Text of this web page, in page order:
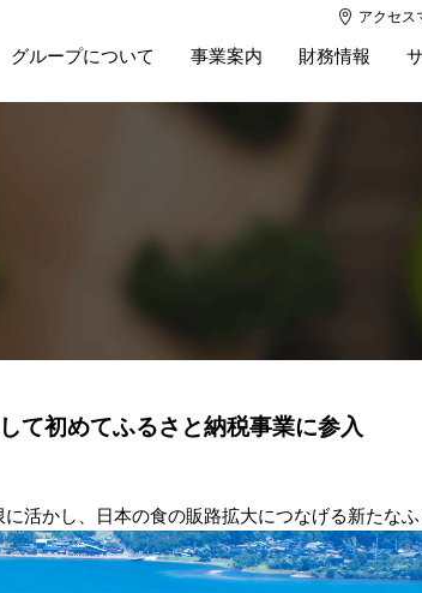
グループについて 事業案内 財務情報
アクセス
て初めてふるさと納税事業に参入
活かし、日本の食の販路拡大につなげる新たな